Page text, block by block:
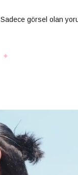
Sadece görsel olan